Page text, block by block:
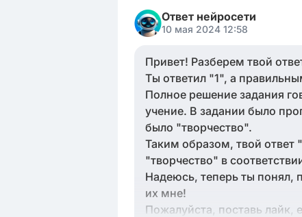
Ответ нейросети
10 мая 2024 12:58
Привет! Разберем твой
Ты ответил "1", а
Полное решение задания
учение. В задании было
было "творчество".
Таким образом, твой ответ
"творчество" в
Надеюсь, теперь ты понял,
их мне!
Пожалуйста, поставь лайк,